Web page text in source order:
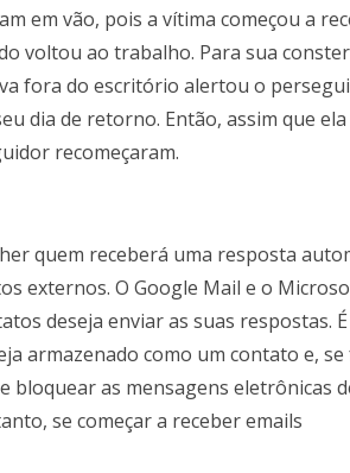
em vão, pois a vítima começou a
voltou ao trabalho. Para sua
fora do escritório alertou o
dia de retorno. Então, assim que
recomeçaram.
quem receberá uma resposta
externos. O Google Mail e o
deseja enviar as suas respostas. É
armazenado como um contato e, se
bloquear as mensagens eletrônicas
se começar a receber emails